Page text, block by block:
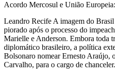
Acordo Mercosul e União
Leandro Recife A imagem do
piorado após o processo do
Marielle e Anderson. Embora toda
diplomático brasileiro, a política
Bolsonaro nomear Ernesto Araújo,
Carvalho, para o cargo de